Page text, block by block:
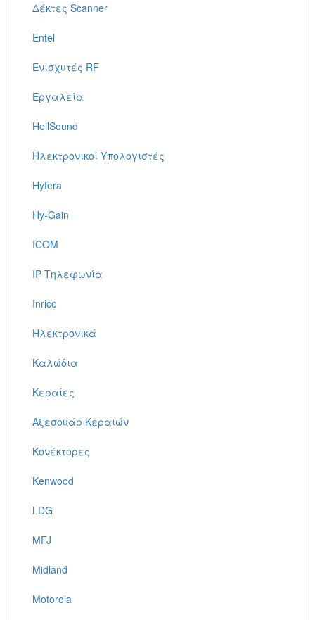
Δέκτες Scanner
Entel
Ενισχυτές RF
Εργαλεία
HeilSound
Ηλεκτρονικοί Υπολογιστές
Hytera
Hy-Gain
ICOM
IP Τηλεφωνία
Inrico
Ηλεκτρονικά
Καλώδια
Κεραίες
Αξεσουάρ Κεραιών
Κονέκτορες
Kenwood
LDG
MFJ
Midland
Motorola